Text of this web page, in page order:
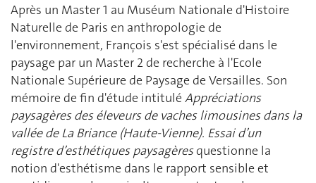
Après un Master 1 au Muséum Nationale d'Histoire
Naturelle de Paris en anthropologie de
l'environnement, François s'est spécialisé dans le
paysage par un Master 2 de recherche à l'Ecole
Nationale Supérieure de Paysage de Versailles. Son
mémoire de fin d'étude intituléAppréciations
paysagères des éleveurs de vaches limousines dans la
vallée de La Briance (Haute-Vienne). Essai d’un
registre d’esthétiques paysagèresquestionne la
notion d'esthétisme dans le rapport sensible et